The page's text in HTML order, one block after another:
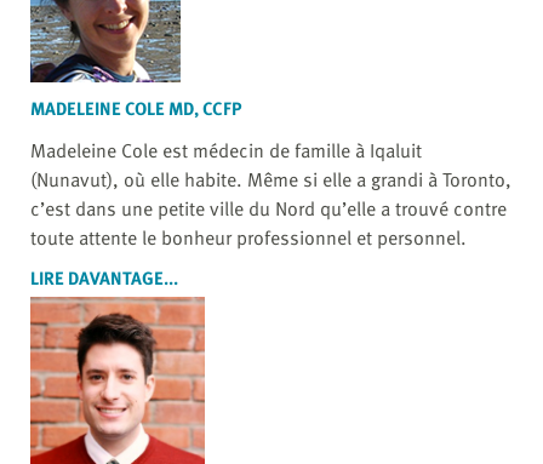
MADELEINE COLE MD, CCFP
Madeleine Cole est médecin de famille à Iqaluit
(Nunavut), où elle habite. Même si elle a grandi à Toronto,
c’est dans une petite ville du Nord qu’elle a trouvé contre
toute attente le bonheur professionnel et personnel.
LIRE DAVANTAGE...